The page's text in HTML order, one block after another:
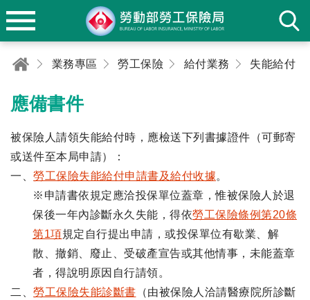
業務專區 勞工保險 給付業務 失能給付
應備書件
被保險人請領失能給付時，應檢送下列書據證件（可郵寄
或送件至本局申請）：
一、 勞工保險失能給付申請書及給付收據。
※申請書依規定應洽投保單位蓋章，惟被保險人於退
保後一年內診斷永久失能，得依勞工保險條例第20條
第1項規定自行提出申請，或投保單位有歇業、解
散、撤銷、廢止、受破產宣告或其他情事，未能蓋章
者，得說明原因自行請領。
二、 勞工保險失能診斷書 （由被保險人洽請醫療院所診斷